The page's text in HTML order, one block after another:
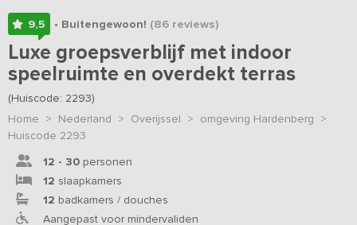
9,5 • Buitengewoon! (86reviews)
Luxe groepsverblijf met indoor
speelruimte en overdekt terras
(Huiscode: 2293)
Home > Nederland > Overijssel > omgeving Hardenberg >
Huiscode 2293
12 - 30 personen
12 slaapkamers
12 badkamers / douches
Aangepast voor mindervaliden